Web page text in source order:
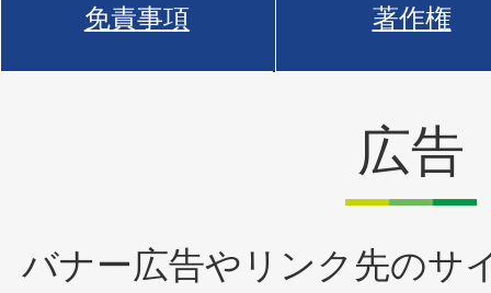
免責事項 著作権
広告
バナー広告やリンク先のサ